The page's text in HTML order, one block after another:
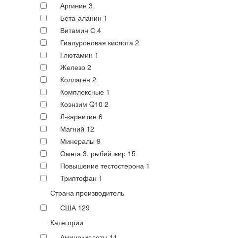
Аргинин 3
Бета-аланин 1
Витамин С 4
Гиалуроновая кислота 2
Глютамин 1
Железо 2
Коллаген 2
Комплексные 1
Коэнзим Q10 2
Л-карнитин 6
Магний 12
Минералы 9
Омега 3, рыбий жир 15
Повышение тестостерона 1
Триптофан 1
Страна производитель
США 129
Категории